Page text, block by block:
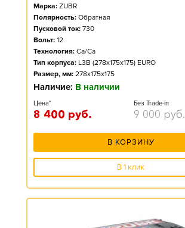
Марка: ZUBR
Полярность: Обратная
Пусковой ток: 730
Вольт: 12
Технология: Ca/Ca
Тип корпуса: L3B (278x175x175) EURO
Размер, мм: 278x175x175
Наличие: В наличии
Цена*
8 400 руб.
Без Trade-in
9 000 руб.
В КОРЗИНУ
В 1 клик